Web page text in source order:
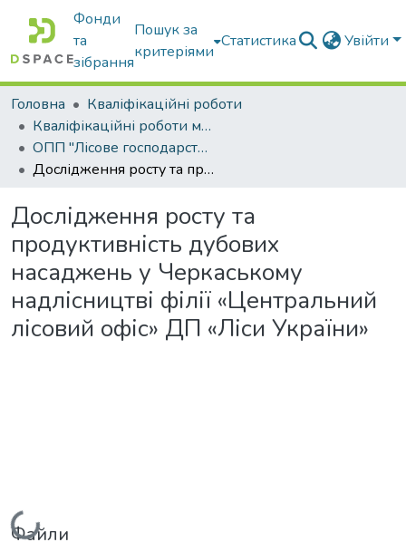
Фонди
та
зібрання
Пошук за
критеріями
Статистика Увійти
Головна
Кваліфікаційні роботи
Кваліфікаційні роботи магістрів
ОПП "Лісове господарство"
Дослідження росту та продуктивність дубових насаджень у Черкаському надлісництві філії «Центральний лісовий офіс» ДП «Ліси України»
Дослідження росту та
продуктивність дубових
насаджень у Черкаському
надлісництві філії «Центральний
лісовий офіс» ДП «Ліси України»
Вантажиться...
Файли